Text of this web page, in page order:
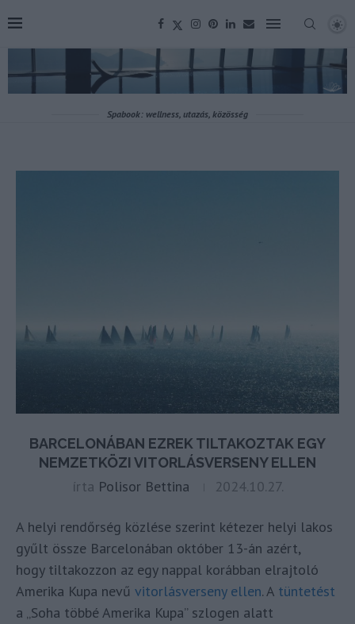
Spabook: wellness, utazás, közösség
BARCELONÁBAN EZREK TILTAKOZTAK EGY
NEMZETKÖZI VITORLÁSVERSENY ELLEN
írta Polisor Bettina 2024.10.27.
A helyi rendőrség közlése szerint kétezer helyi lakos
gyűlt össze Barcelonában október 13-án azért,
hogy tiltakozzon az egy nappal korábban elrajtoló
Amerika Kupa nevű vitorlásverseny ellen. A tüntetést
a „Soha többé Amerika Kupa” szlogen alatt